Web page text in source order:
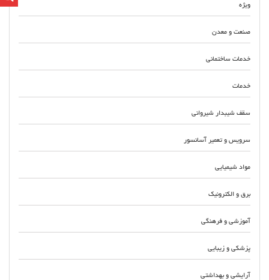
ویژه
صنعت و معدن
خدمات ساختمانی
خدمات
سقف شیبدار شیروانی
سرویس و تعمیر آسانسور
مواد شیمیایی
برق و الکترونیک
آموزشی و فرهنگی
پزشکی و زیبایی
آرایشی و بهداشتی